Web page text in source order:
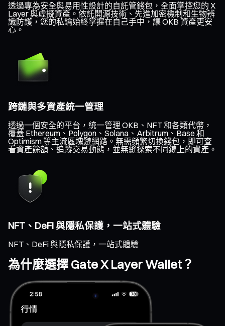
透過專為安全與易用性設計的自託管錢包，全面掌控您的 X
Layer 與虛擬資產。依託開源技術、先進加密機制和生物辨
識防護，您的私鑰始終掌握在自己手中，讓 OKB 資產更安
心。
跨鏈與多資產統一管理
透過一個安全的平台，統一管理 OKB、NFT 和各類代幣，
覆蓋 Ethereum、Polygon、Solana、Arbitrum、Base 和
Optimism 等主流區塊鏈網路。無需頻繁切換錢包，即可查
看資產餘額、追蹤交易動態，並無縫探索不同鏈上的資產。
NFT、DeFi 與隱私保護，一站式體驗
NFT、DeFi 與隱私保護，一站式體驗
為什麼選擇 Gate X Layer Wallet？